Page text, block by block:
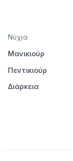
Νύχια
Μανικιούρ
Πεντικιούρ
Διάρκεια